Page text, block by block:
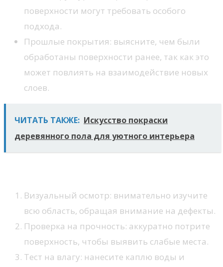
поверхности могут требовать особого
подхода.
Прошлые покрытия: выясните, чем были
обработаны поверхности ранее, так как это
может повлиять на взаимодействие новых
слоев.
ЧИТАТЬ ТАКЖЕ: Искусство покраски
деревянного пола для уютного интерьера
Визуальный осмотр: внимательно изучите
всю область, обращая внимание на дефекты.
Проверка на прочность: аккуратно потрите
поверхность, чтобы выявить слабые места.
Тест на влагу: нанесите каплю воды и